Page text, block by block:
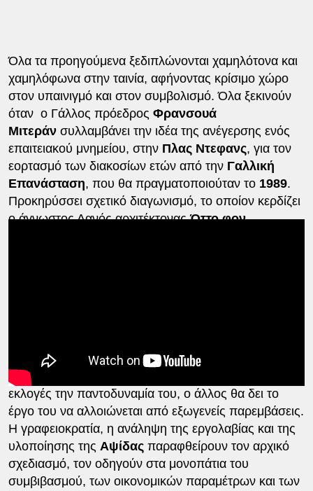
Όλα τα προηγούμενα ξεδιπλώνονται χαμηλότονα και
χαμηλόφωνα στην ταινία, αφήνοντας κρίσιμο χώρο
στον υπαινιγμό και στον συμβολισμό. Όλα ξεκινούν
όταν ο Γάλλος πρόεδρος Φρανσουά
Μιτεράν συλλαμβάνει την ιδέα της ανέγερσης ενός
επαιτειακού μνημείου, στην Πλας Ντεφανς, για τον
εορτασμό των διακοσίων ετών από την Γαλλική
Επανάσταση, που θα πραγματοποιούταν το 1989.
Προκηρύσσει σχετικό διαγωνισμό, το οποίον κερδίζει
ο άγνωστος Δανός αρχιτέκτοναςΌττο φον
θα αντιληφθούν αμφότεροι τον κίνδυνο της ύβρεως,
ο οποίος καιροφυλακτεί. Ο ένας θα χάσει στις
εκλογές την παντοδυναμία του, ο άλλος θα δει το
έργο του να αλλοιώνεται από εξωγενείς παρεμβάσεις.
Η γραφειοκρατία, η ανάληψη της εργολαβίας και της
υλοποίησης της Αψίδαςπαραφθείρουν τον αρχικό
σχεδιασμό, τον οδηγούν στα μονοπάτια του
συμβιβασμού, των οικονομικών παραμέτρων και των